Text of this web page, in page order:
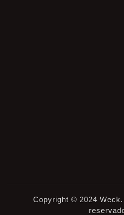
Copyright © 2024